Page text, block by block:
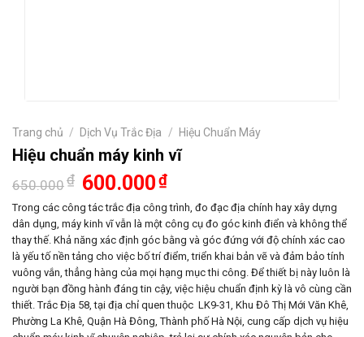
Trang chủ / Dịch Vụ Trắc Địa / Hiệu Chuẩn Máy
Hiệu chuẩn máy kinh vĩ
650.000₫ Giá
gốc
là:
650.000₫.
600.000₫Giá
tại
là:
600.000₫.
Trong các công tác trắc địa công trình, đo đạc địa chính hay xây dựng
dân dụng, máy kinh vĩ vẫn là một công cụ đo góc kinh điển và không thể
thay thế. Khả năng xác định góc bằng và góc đứng với độ chính xác cao
là yếu tố nền tảng cho việc bố trí điểm, triển khai bản vẽ và đảm bảo tính
vuông vắn, thẳng hàng của mọi hạng mục thi công. Để thiết bị này luôn là
người bạn đồng hành đáng tin cậy, việc hiệu chuẩn định kỳ là vô cùng cần
thiết. Trắc Địa 58, tại địa chỉ quen thuộc LK9-31, Khu Đô Thị Mới Văn Khê,
Phường La Khê, Quận Hà Đông, Thành phố Hà Nội, cung cấp dịch vụ hiệu